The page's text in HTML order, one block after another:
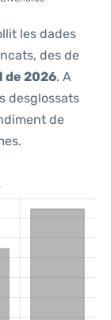
les dades
des de
de 2026. A
desglossats
de